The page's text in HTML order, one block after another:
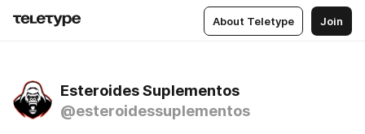
About Teletype Join
Esteroides Suplementos
@esteroidessuplementos